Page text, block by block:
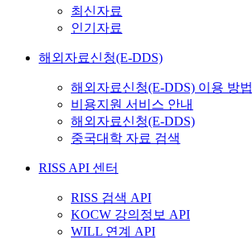
최신자료
인기자료
해외자료신청(E-DDS)
해외자료신청(E-DDS) 이용 방법
비용지원 서비스 안내
해외자료신청(E-DDS)
중국대학 자료 검색
RISS API 센터
RISS 검색 API
KOCW 강의정보 API
WILL 연계 API